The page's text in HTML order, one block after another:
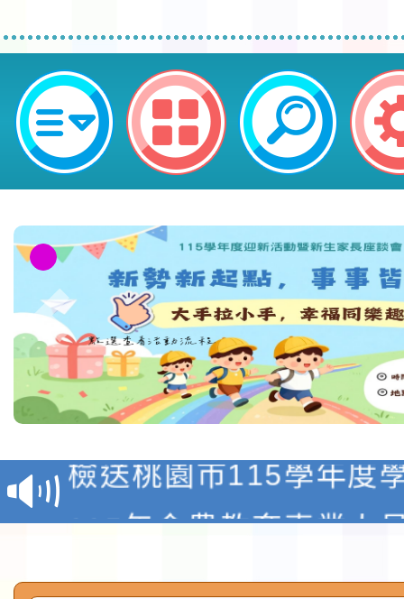
2024世界廚王臺北爭霸賽美食嘉
區新勢國民小學
淨零綠領人才培育課程
檢送桃園市115學年度
及師生本土語及新住民
115年食農教育專業人